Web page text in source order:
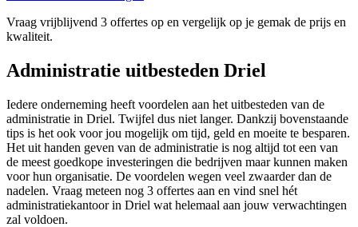
Vraag vrijblijvend 3 offertes op en vergelijk op je gemak de prijs en
kwaliteit.
Administratie uitbesteden Driel
Iedere onderneming heeft voordelen aan het uitbesteden van de
administratie in Driel. Twijfel dus niet langer. Dankzij bovenstaande
tips is het ook voor jou mogelijk om tijd, geld en moeite te besparen.
Het uit handen geven van de administratie is nog altijd tot een van
de meest goedkope investeringen die bedrijven maar kunnen maken
voor hun organisatie. De voordelen wegen veel zwaarder dan de
nadelen. Vraag meteen nog 3 offertes aan en vind snel hét
administratiekantoor in Driel wat helemaal aan jouw verwachtingen
zal voldoen.